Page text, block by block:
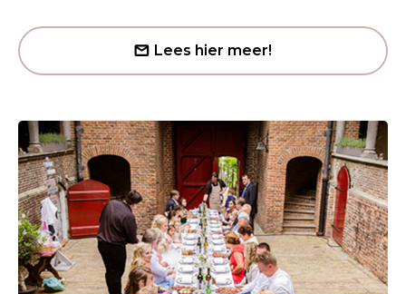
Lees hier meer!